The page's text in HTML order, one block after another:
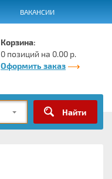
ВАКАНСИИ
Корзина:
0 позиций на 0.00 р.
Оформить заказ